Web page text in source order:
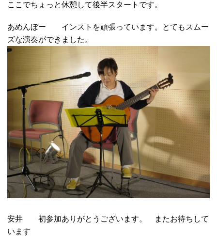
ここでちょっと休憩して後半スタートです。
あめんぼー インストを頑張っています。とてもスムー
ズな演奏ができました。
安井 初参加ありがとうございます。 またお待ちして
います